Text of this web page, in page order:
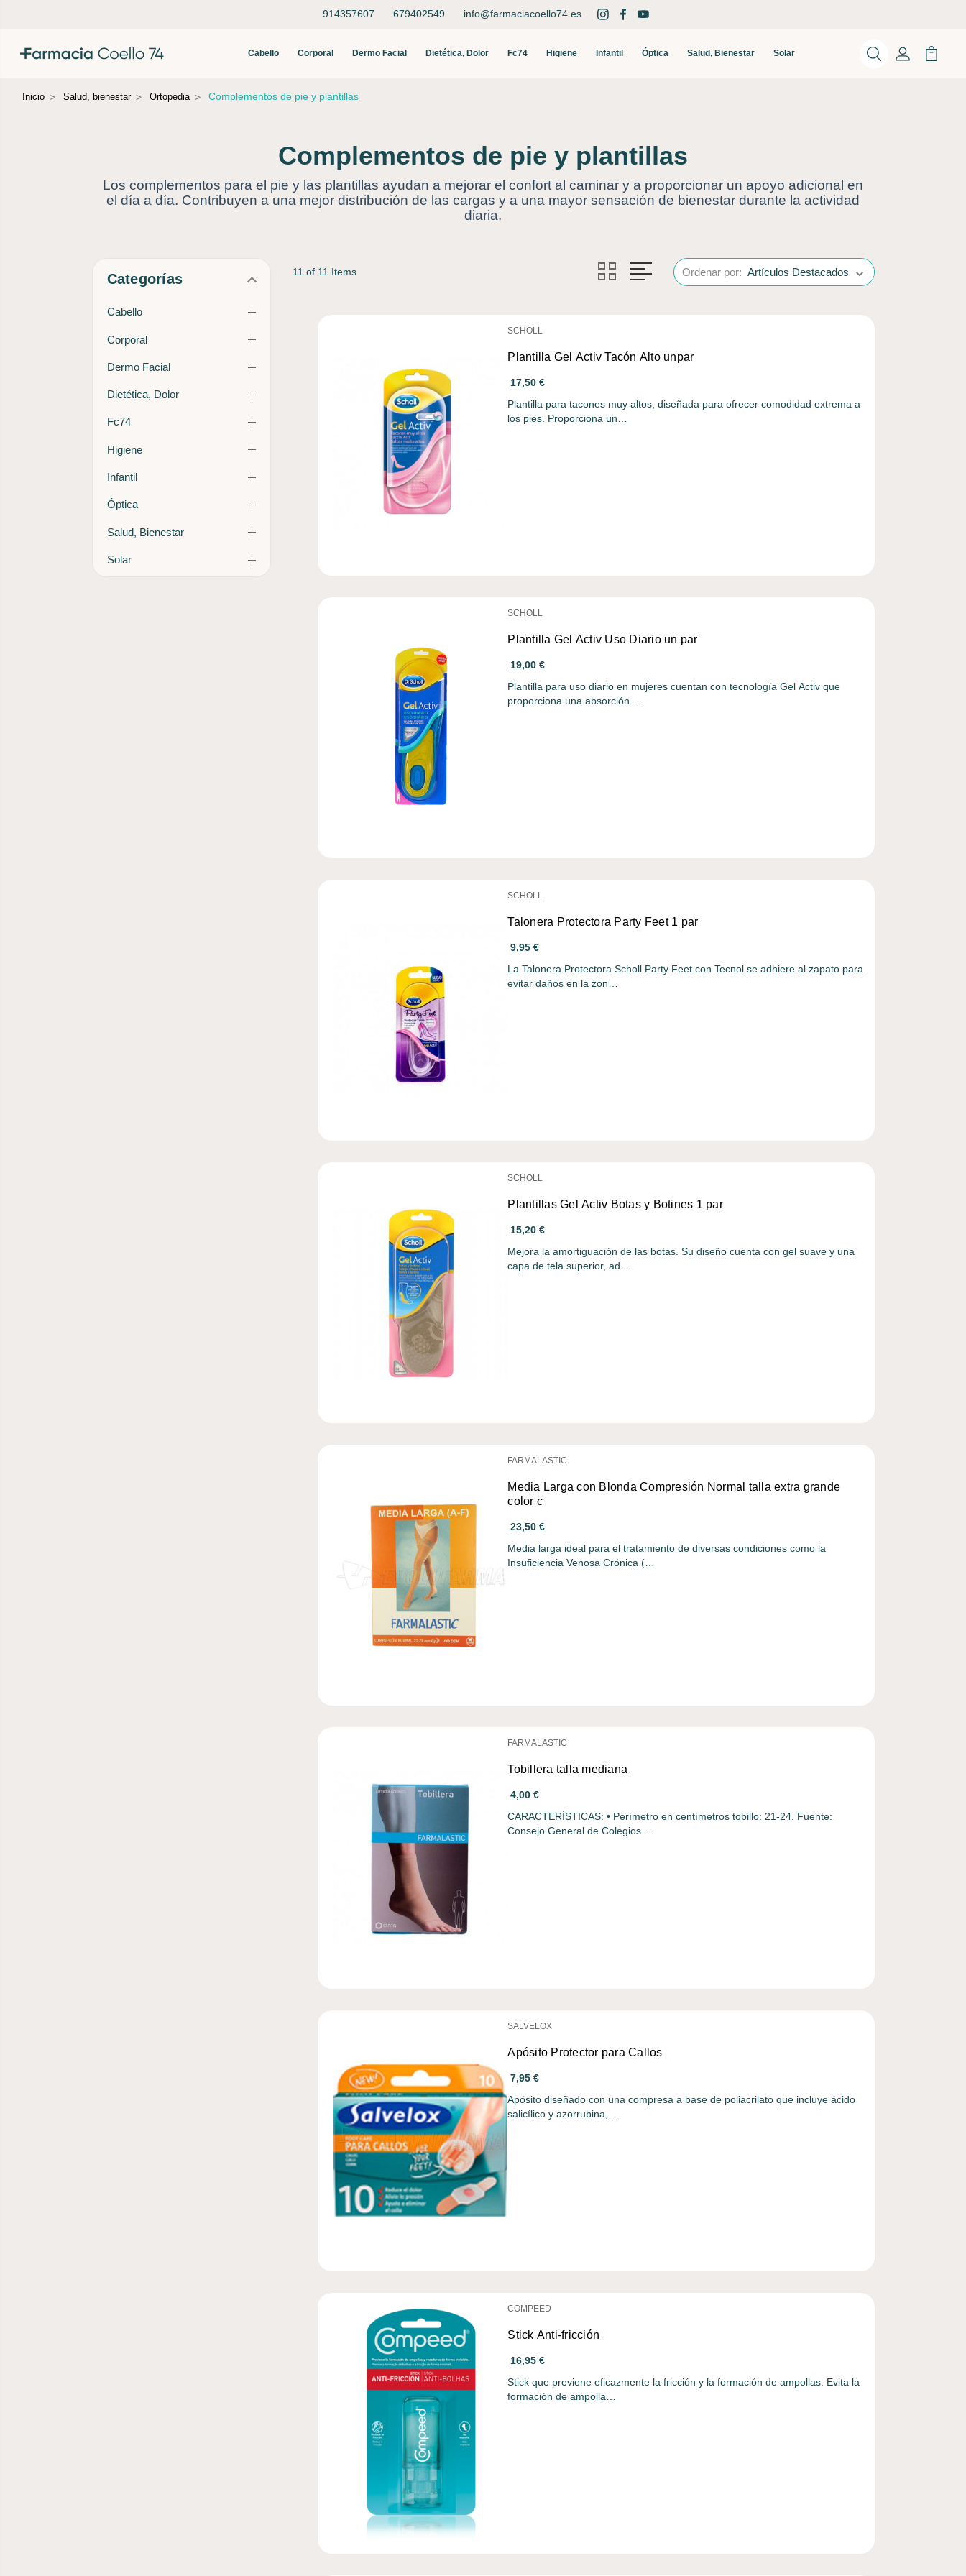
914357607 679402549 info@farmaciacoello74.es
Cabello Corporal Dermo Facial Dietética, Dolor Fc74 Higiene Infantil Óptica Salud, Bienestar Solar BuscarMi Cuenta
Mi
Inicio Salud, bienestar Ortopedia Complementos de pie y plantillas
Complementos de pie y plantillas
Los complementos para el pie y las plantillas ayudan a mejorar el confort al caminar y a proporcionar un apoyo adicional en
el día a día. Contribuyen a una mejor distribución de las cargas y a una mayor sensación de bienestar durante la actividad
diaria.
Categorías
Cabello
Corporal
Dermo Facial
Dietética, Dolor
Fc74
Higiene
Infantil
Óptica
Salud, Bienestar
Solar
11 of 11 Items Ordenar por:
SCHOLL
Plantilla Gel Activ Tacón Alto unpar
17,50 €
Plantilla para tacones muy altos, diseñada para ofrecer comodidad extrema a
los pies. Proporciona un…
SCHOLL
Plantilla Gel Activ Uso Diario un par
19,00 €
Plantilla para uso diario en mujeres cuentan con tecnología Gel Activ que
proporciona una absorción …
SCHOLL
Talonera Protectora Party Feet 1 par
9,95 €
La Talonera Protectora Scholl Party Feet con Tecnol se adhiere al zapato para
evitar daños en la zon…
SCHOLL
Plantillas Gel Activ Botas y Botines 1 par
15,20 €
Mejora la amortiguación de las botas. Su diseño cuenta con gel suave y una
capa de tela superior, ad…
FARMALASTIC
Media Larga con Blonda Compresión Normal talla extra grande
color c
23,50 €
Media larga ideal para el tratamiento de diversas condiciones como la
Insuficiencia Venosa Crónica (…
FARMALASTIC
Tobillera talla mediana
4,00 €
CARACTERÍSTICAS: • Perímetro en centímetros tobillo: 21-24. Fuente:
Consejo General de Colegios …
SALVELOX
Apósito Protector para Callos
7,95 €
Apósito diseñado con una compresa a base de poliacrilato que incluye ácido
salicílico y azorrubina, …
COMPEED
Stick Anti-fricción
16,95 €
Stick que previene eficazmente la fricción y la formación de ampollas. Evita la
formación de ampolla…